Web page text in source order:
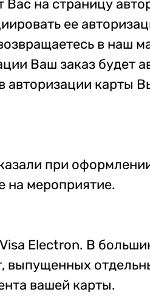
на страницу
ее
в наш
Ваш заказ будет
авторизации карты
при
на мероприятие.
Electron. В
выпущенных
вашей карты.